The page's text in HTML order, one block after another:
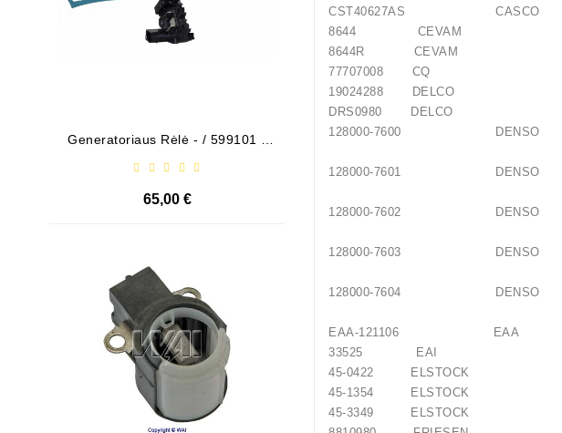
Generatoriaus Rėlė - / 599101 (
65,00 €
Bendeksas / 1006209661
Išparduota
CST40627AS CASCO
8644 CEVAM
8644R CEVAM
77707008 CQ
19024288 DELCO
DRS0980 DELCO
128000-7600 DENSO
128000-7601 DENSO
128000-7602 DENSO
128000-7603 DENSO
128000-7604 DENSO
EAA-121106 EAA
33525 EAI
45-0422 ELSTOCK
45-1354 ELSTOCK
45-3349 ELSTOCK